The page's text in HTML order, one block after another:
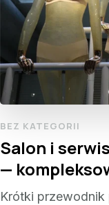
BEZ KATEGORII
Salon i
—
Krótki przewodnik